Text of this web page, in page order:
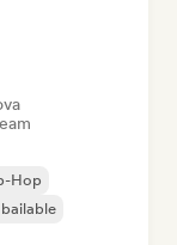
Hop